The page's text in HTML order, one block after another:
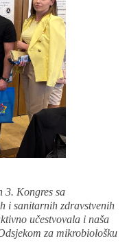
3. Kongres sa
i sanitarnih zdravstvenih
učestvovala i naša
za mikrobiološku